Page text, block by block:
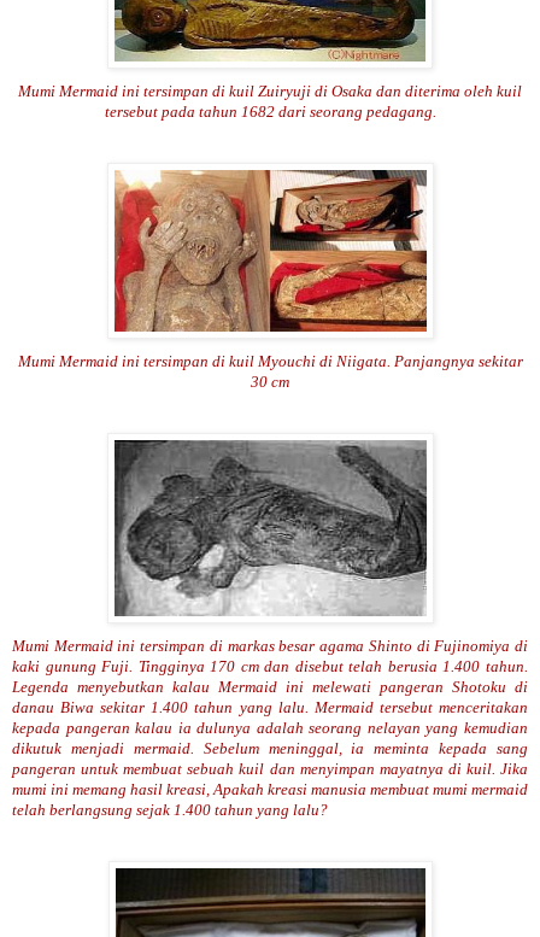
Mumi Mermaid ini tersimpan di kuil Zuiryuji di Osaka dan diterima oleh kuil
tersebut pada tahun 1682 dari seorang pedagang.
Mumi Mermaid ini tersimpan di kuil Myouchi di Niigata. Panjangnya sekitar
30 cm
Mumi Mermaid ini tersimpan di markas besar agama Shinto di Fujinomiya di
kaki gunung Fuji. Tingginya 170 cm dan disebut telah berusia 1.400 tahun.
Legenda menyebutkan kalau Mermaid ini melewati pangeran Shotoku di
danau Biwa sekitar 1.400 tahun yang lalu. Mermaid tersebut menceritakan
kepada pangeran kalau ia dulunya adalah seorang nelayan yang kemudian
dikutuk menjadi mermaid. Sebelum meninggal, ia meminta kepada sang
pangeran untuk membuat sebuah kuil dan menyimpan mayatnya di kuil. Jika
mumi ini memang hasil kreasi, Apakah kreasi manusia membuat mumi mermaid
telah berlangsung sejak 1.400 tahun yang lalu?